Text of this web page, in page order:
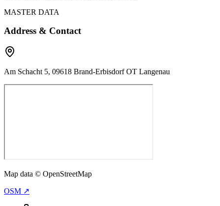
MASTER DATA
Address & Contact
Am Schacht 5, 09618 Brand-Erbisdorf OT Langenau
Map data © OpenStreetMap
OSM ↗